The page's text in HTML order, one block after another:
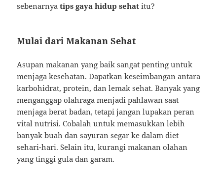
sebenarnyatips gaya hidup sehat itu?
Mulai dari Makanan Sehat
Asupan makanan yang baik sangat penting untuk
menjaga kesehatan. Dapatkan keseimbangan antara
karbohidrat, protein, dan lemak sehat. Banyak yang
menganggap olahraga menjadi pahlawan saat
menjaga berat badan, tetapi jangan lupakan peran
vital nutrisi. Cobalah untuk memasukkan lebih
banyak buah dan sayuran segar ke dalam diet
sehari-hari. Selain itu, kurangi makanan olahan
yang tinggi gula dan garam.